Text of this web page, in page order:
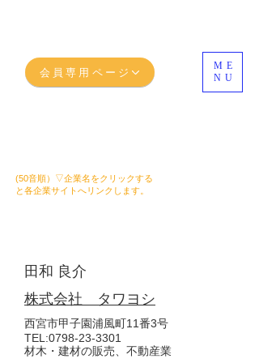
ME
NU
会員専用ページ
(50​音順）▽企業名をクリックする
と各企業サイトへリンクします。
田和 良介
株式会社 タワヨシ
西宮市甲子園浦風町11番3号
TEL :0798-23-3301
材木・建材の販売、不動産業